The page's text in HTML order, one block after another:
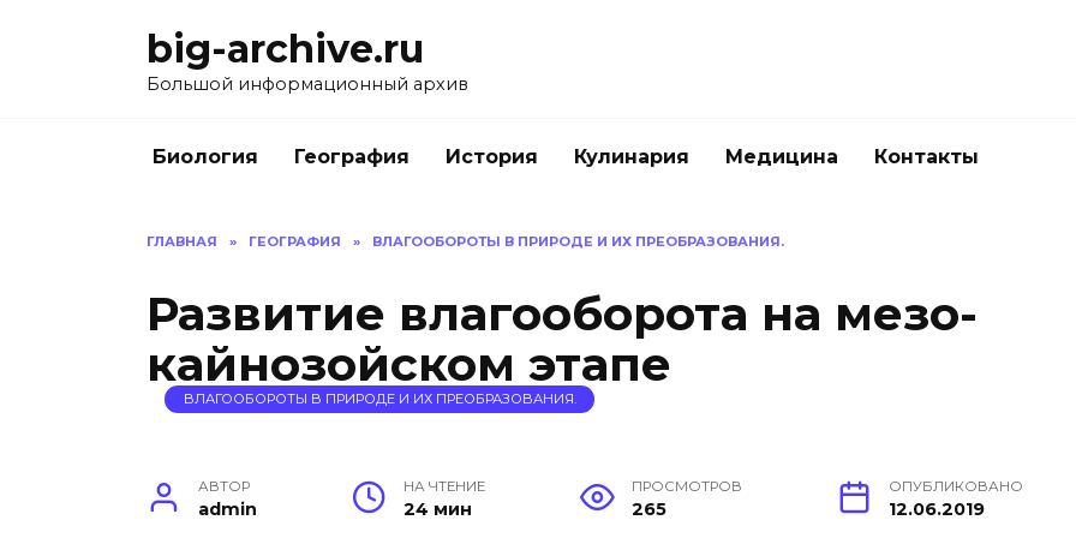
big-archive.ru
Большой информационный архив
Биология География История Кулинария Медицина Контакты
ГЛАВНАЯ » ГЕОГРАФИЯ » ВЛАГООБОРОТЫ В ПРИРОДЕ И ИХ ПРЕОБРАЗОВАНИЯ.
Развитие влагооборота на мезо-
кайнозойском этапе
ВЛАГООБОРОТЫ В ПРИРОДЕ И ИХ ПРЕОБРАЗОВАНИЯ.
АВТОР
admin
НА ЧТЕНИЕ
24 мин
ПРОСМОТРОВ
265
ОПУБЛИКОВАНО
12.06.2019